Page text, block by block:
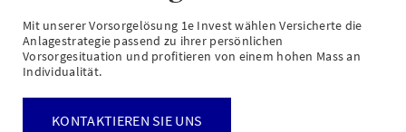
Mit unserer Vorsorgelösung 1e Invest wählen Versicherte die
Anlagestrategie passend zu ihrer persönlichen
Vorsorgesituation und profitieren von einem hohen Mass an
Individualität.
KONTAKTIEREN SIE UNS